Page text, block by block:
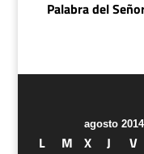
Palabra del
agosto 2014
L M X J V